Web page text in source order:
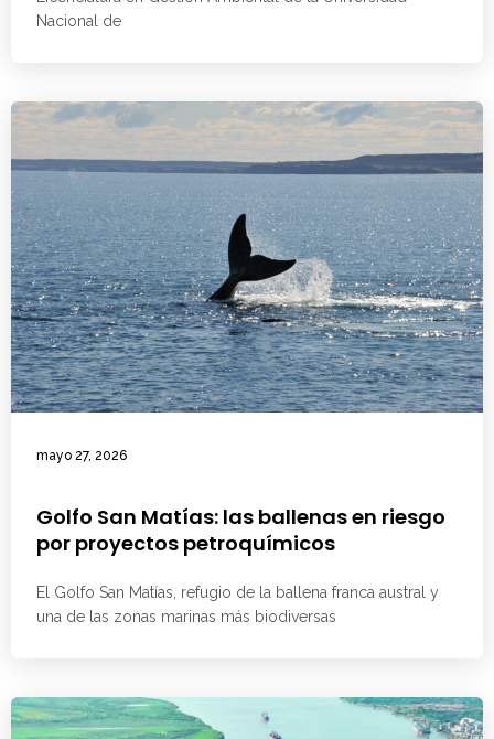
Nacional de
mayo 27, 2026
Golfo San Matías: las ballenas en riesgo
por proyectos petroquímicos
El Golfo San Matías, refugio de la ballena franca austral y
una de las zonas marinas más biodiversas